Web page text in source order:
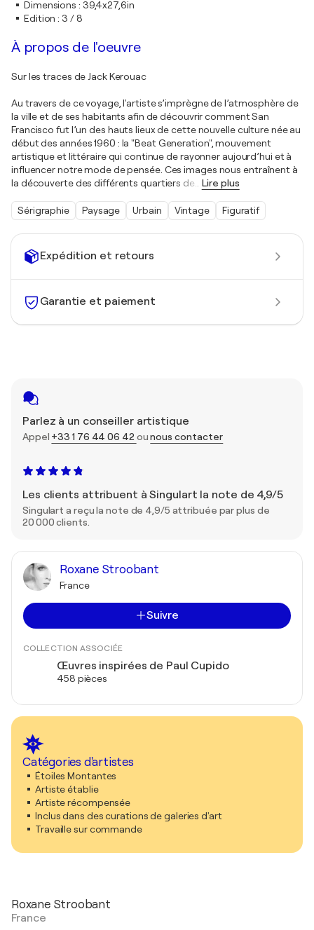
Expédition et retours
Garantie et paiement
Parlez à un conseiller artistique
Appel +33 1 76 44 06 42 ounous contacter
Les clients attribuent à Singulart la note de 4,9/5
Singulart a reçu la note de 4,9/5 attribuée par plus de
20 000 clients.
Roxane Stroobant
France
Suivre
COLLECTION ASSOCIÉE
Œuvres inspirées de Paul Cupido
458 pièces
Catégories d'artistes
Étoiles Montantes
Artiste établie
Artiste récompensée
Inclus dans des curations de galeries d'art
Travaille sur commande
Dimensions : 39,4x27,6in
Edition : 3 / 8
À propos de l'oeuvre
Sur les traces de Jack Kerouac
Au travers de ce voyage, l'artiste s’imprègne de l’atmosphère de
la ville et de ses habitants afin de découvrir comment San
Francisco fut l’un des hauts lieux de cette nouvelle culture née au
début des années 1960 : la "Beat Generation", mouvement
artistique et littéraire qui continue de rayonner aujourd’hui et à
influencer notre mode de pensée. Ces images nous entraînent à
la découverte des différents quartiers de
Lire plus
Sérigraphie Paysage Urbain Vintage Figuratif
Roxane Stroobant
France